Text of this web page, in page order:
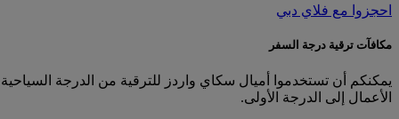
احجزوا مع فلاي دبي
مكافآت ترقية درجة السفر
يمكنكم أن تستخدموا أميال سكاي واردز للترقية من الدرجة
الأعمال إلى الدرجة الأولى.